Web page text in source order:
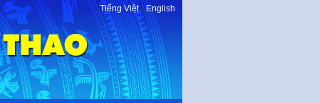
Tiếng Việt-English